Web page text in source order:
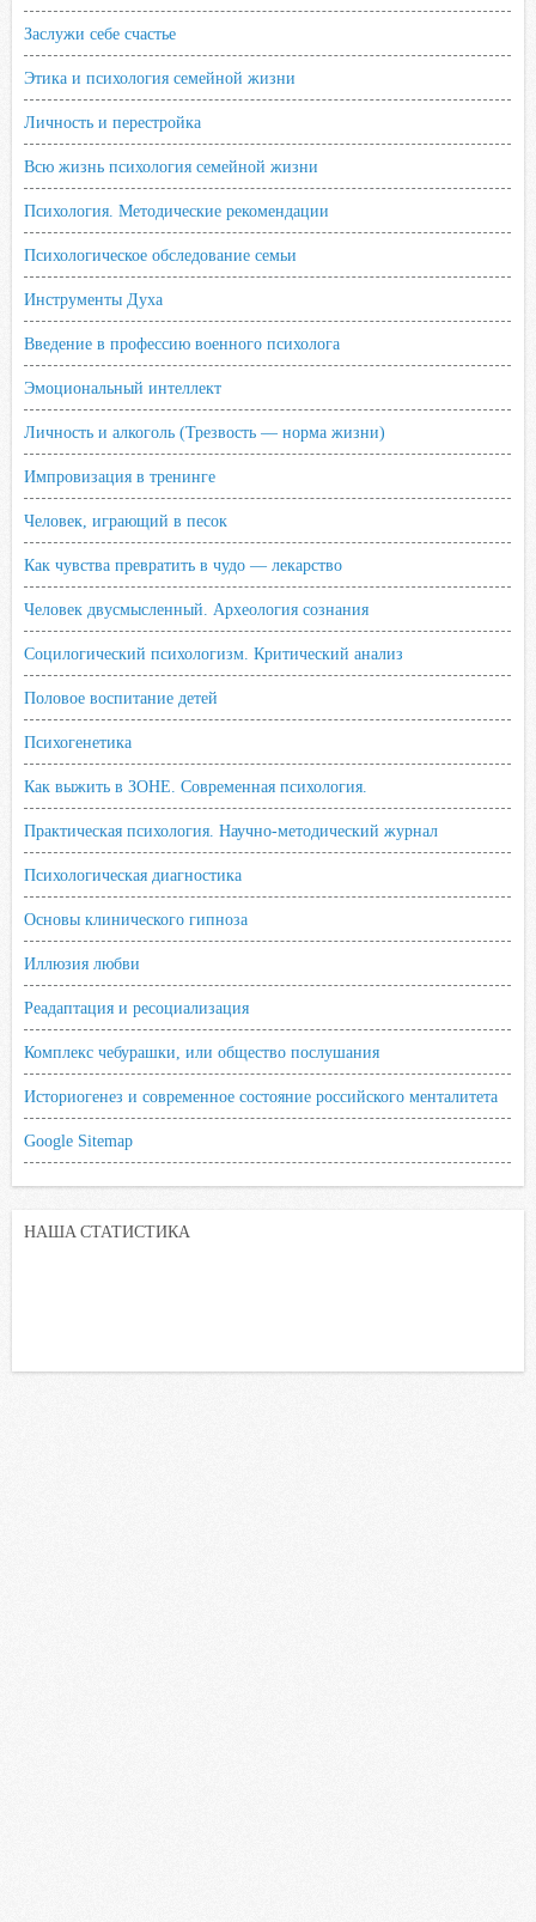
Заслужи себе счастье
Этика и психология семейной жизни
Личность и перестройка
Всю жизнь психология семейной жизни
Психология. Методические рекомендации
Психологическое обследование семьи
Инструменты Духа
Введение в профессию военного психолога
Эмоциональный интеллект
Личность и алкоголь (Трезвость — норма жизни)
Импровизация в тренинге
Человек, играющий в песок
Как чувства превратить в чудо — лекарство
Человек двусмысленный. Археология сознания
Социлогический психологизм. Критический анализ
Половое воспитание детей
Психогенетика
Как выжить в ЗОНЕ. Современная психология.
Практическая психология. Научно-методический журнал
Психологическая диагностика
Основы клинического гипноза
Иллюзия любви
Реадаптация и ресоциализация
Комплекс чебурашки, или общество послушания
Историогенез и современное состояние российского менталитета
Google Sitemap
НАША СТАТИСТИКА